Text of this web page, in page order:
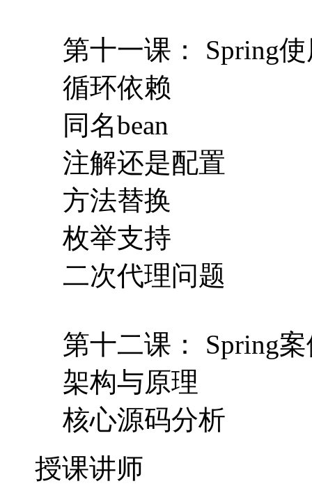
第十一课： Spring
循环依赖
同名bean
注解还是配置
方法替换
枚举支持
二次代理问题
第十二课： Spring
架构与原理
核心源码分析
授课讲师